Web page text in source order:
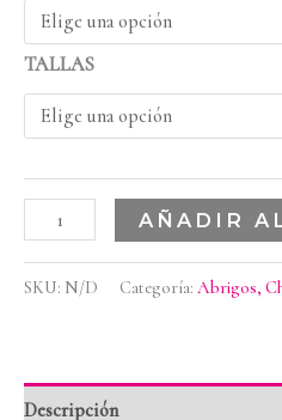
TALLAS
AÑADIR
SKU: N/D Categoría: Abrigos,
Descripción